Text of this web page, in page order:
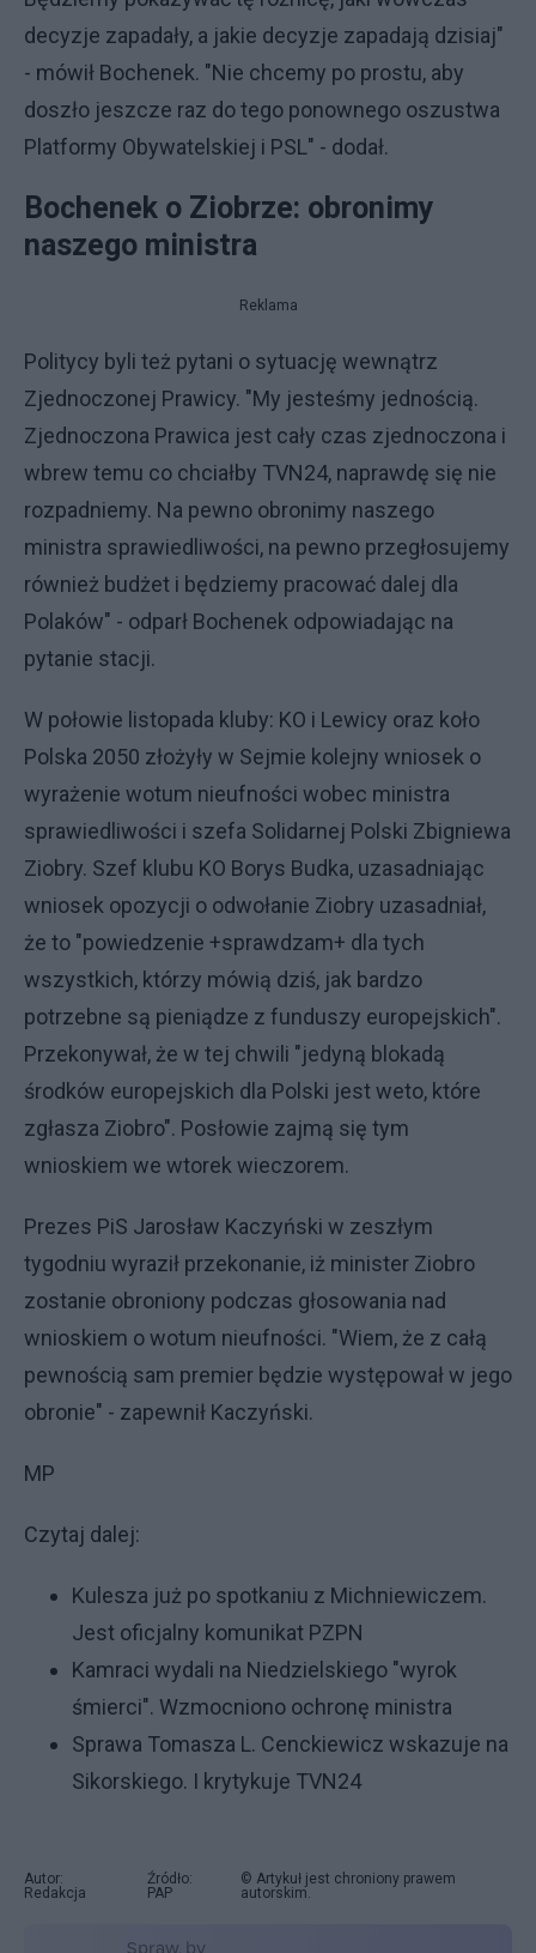
decyzje zapadały, a jakie decyzje zapadają dzisiaj"
- mówił Bochenek. "Nie chcemy po prostu, aby
doszło jeszcze raz do tego ponownego oszustwa
Platformy Obywatelskiej i PSL" - dodał.
Bochenek o Ziobrze: obronimy
naszego ministra
Reklama
Politycy byli też pytani o sytuację wewnątrz
Zjednoczonej Prawicy. "My jesteśmy jednością.
Zjednoczona Prawica jest cały czas zjednoczona i
wbrew temu co chciałby TVN24, naprawdę się nie
rozpadniemy. Na pewno obronimy naszego
ministra sprawiedliwości, na pewno przegłosujemy
również budżet i będziemy pracować dalej dla
Polaków" - odparł Bochenek odpowiadając na
pytanie stacji.
W połowie listopada kluby: KO i Lewicy oraz koło
Polska 2050 złożyły w Sejmie kolejny wniosek o
wyrażenie wotum nieufności wobec ministra
sprawiedliwości i szefa Solidarnej Polski Zbigniewa
Ziobry. Szef klubu KO Borys Budka, uzasadniając
wniosek opozycji o odwołanie Ziobry uzasadniał,
że to "powiedzenie +sprawdzam+ dla tych
wszystkich, którzy mówią dziś, jak bardzo
potrzebne są pieniądze z funduszy europejskich".
Przekonywał, że w tej chwili "jedyną blokadą
środków europejskich dla Polski jest weto, które
zgłasza Ziobro". Posłowie zajmą się tym
wnioskiem we wtorek wieczorem.
Prezes PiS Jarosław Kaczyński w zeszłym
tygodniu wyraził przekonanie, iż minister Ziobro
zostanie obroniony podczas głosowania nad
wnioskiem o wotum nieufności. "Wiem, że z całą
pewnością sam premier będzie występował w jego
obronie" - zapewnił Kaczyński.
MP
Czytaj dalej:
Kulesza już po spotkaniu z Michniewiczem.
Jest oficjalny komunikat PZPN
Kamraci wydali na Niedzielskiego "wyrok
śmierci". Wzmocniono ochronę ministra
Sprawa Tomasza L. Cenckiewicz wskazuje na
Sikorskiego. I krytykuje TVN24
Autor:
Redakcja
Źródło:
PAP
© Artykuł jest chroniony prawem
autorskim.